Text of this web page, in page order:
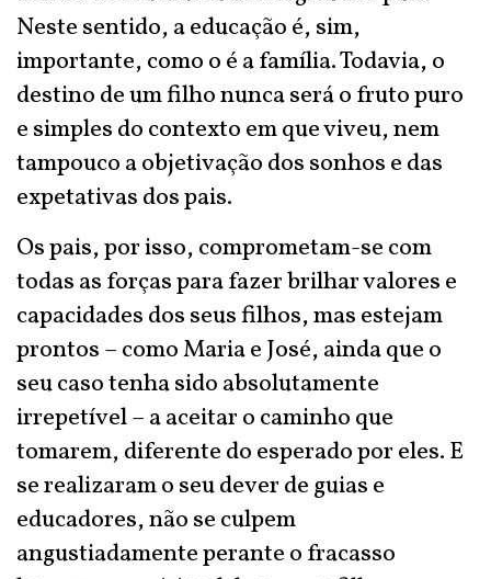
Neste sentido, a educação é, sim,
importante, como o é a família. Todavia, o
destino de um filho nunca será o fruto puro
e simples do contexto em que viveu, nem
tampouco a objetivação dos sonhos e das
expetativas dos pais.
Os pais, por isso, comprometam-se com
todas as forças para fazer brilhar valores e
capacidades dos seus filhos, mas estejam
prontos – como Maria e José, ainda que o
seu caso tenha sido absolutamente
irrepetível – a aceitar o caminho que
tomarem, diferente do esperado por eles. E
se realizaram o seu dever de guias e
educadores, não se culpem
angustiadamente perante o fracasso